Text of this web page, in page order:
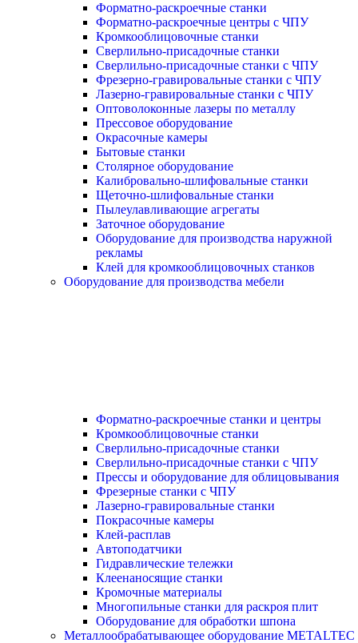
Форматно-раскроечные станки
Форматно-раскроечные центры с ЧПУ
Кромкооблицовочные станки
Сверлильно-присадочные станки
Сверлильно-присадочные станки с ЧПУ
Фрезерно-гравировальные станки с ЧПУ
Лазерно-гравировальные станки с ЧПУ
Оптоволоконные лазеры по металлу
Прессовое оборудование
Окрасочные камеры
Бытовые станки
Столярное оборудование
Калибровально-шлифовальные станки
Щеточно-шлифовальные станки
Пылеулавливающие агрегаты
Заточное оборудование
Оборудование для производства наружной
рекламы
Клей для кромкооблицовочных станков
Оборудование для производства мебели
Форматно-раскроечные станки и центры
Кромкооблицовочные станки
Сверлильно-присадочные станки
Сверлильно-присадочные станки с ЧПУ
Прессы и оборудование для облицовывания
Фрезерные станки с ЧПУ
Лазерно-гравировальные станки
Покрасочные камеры
Клей-расплав
Автоподатчики
Гидравлические тележки
Клеенаносящие станки
Кромочные материалы
Многопильные станки для раскроя плит
Оборудование для обработки шпона
Металлообрабатывающее оборудование METALTEC